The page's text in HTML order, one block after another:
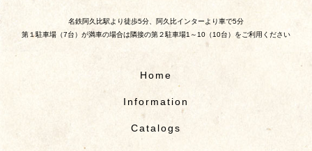
名鉄阿久比駅より徒歩5分、阿久比インターより車で5分
第１駐車場（7台）が満車の場合は隣接の第２駐車場1～10（10台）をご利用ください
Home
Information
Catalogs